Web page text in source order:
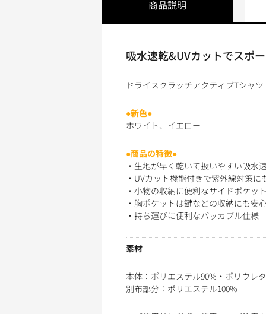
商品説明
吸水速乾&UVカットでスポ
ドライスクラッチアクティブTシャツ
●新色●
ホワイト、イエロー
●商品の特徴●
・生地が早く乾いて扱いやすい吸水
・UVカット機能付きで紫外線対策に
・小物の収納に便利なサイドポケッ
・胸ポケットは鍵などの収納にも安
・持ち運びに便利なパッカブル仕様
素材
本体：ポリエステル90%・ポリウレ
別布部分：ポリエステル100%